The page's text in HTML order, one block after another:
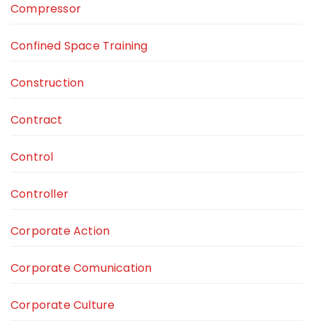
Compressor
Confined Space Training
Construction
Contract
Control
Controller
Corporate Action
Corporate Comunication
Corporate Culture